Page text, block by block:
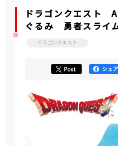
ドラゴンクエスト
ぐるみ 勇者スライ
ドラゴンクエスト